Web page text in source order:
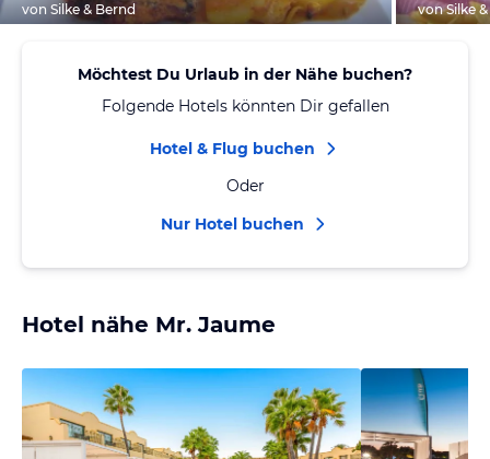
von Silke & Bernd von Silke
Möchtest Du Urlaub in der Nähe buchen?
Folgende Hotels könnten Dir gefallen
Hotel & Flug buchen
Oder
Nur Hotel buchen
Hotel nähe Mr. Jaume